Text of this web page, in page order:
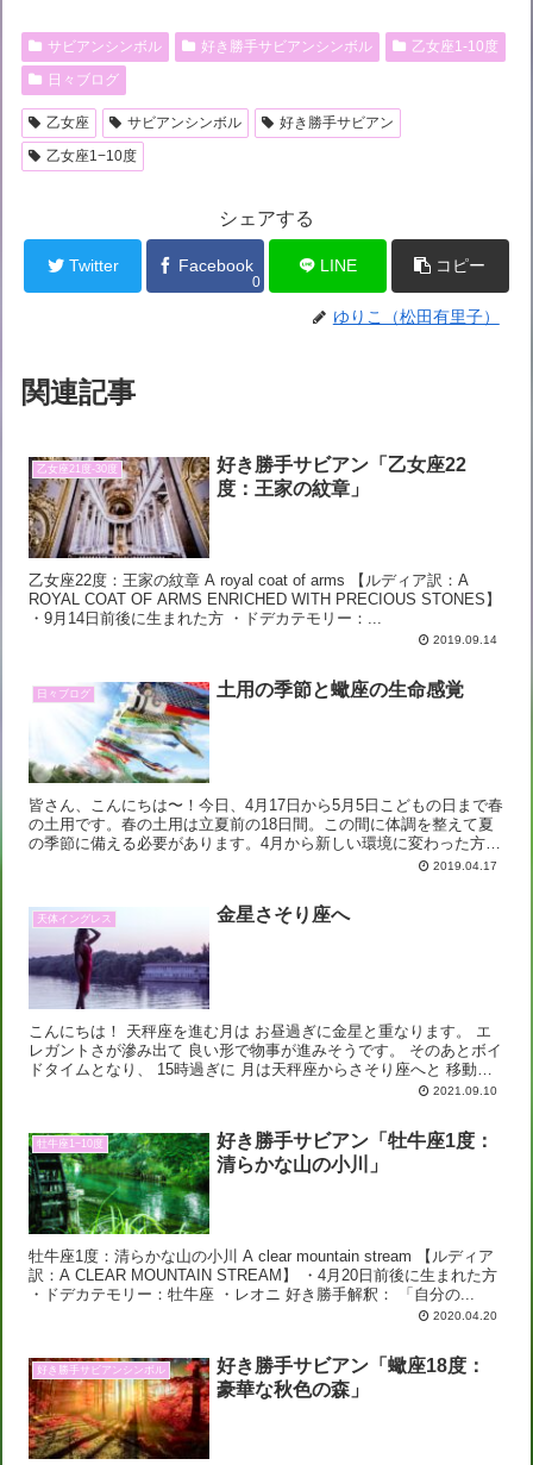
サビアンシンボル 好き勝手サビアンシンボル
乙女座1-10度
日々ブログ
乙女座 サビアンシンボル
好き勝手サビアン
乙女座1−10度
シェアする
Twitter Facebook
0
LINE コピー
ゆりこ（松田有里子）
関連記事
乙女座21度-30度
好き勝手サビアン「乙女座22
度：王家の紋章」
乙女座22度：王家の紋章 A royal coat of arms 【ルディア訳：A
ROYAL COAT OF ARMS ENRICHED WITH PRECIOUS STONES】
・9月14日前後に生まれた方 ・ドデカテモリー：...
2019.09.14
日々ブログ 土用の季節と蠍座の生命感覚
皆さん、こんにちは〜！今日、4月17日から5月5日こどもの日まで春
の土用です。春の土用は立夏前の18日間。この間に体調を整えて夏
の季節に備える必要があります。4月から新しい環境に変わった方は
特に心身共に疲れが出やすい時期です。無理は効かない...2019.04.17
天体イングレス 金星さそり座へ
こんにちは！ 天秤座を進む月は お昼過ぎに金星と重なります。 エ
レガントさが滲み出て 良い形で物事が進みそうです。 そのあとボイ
ドタイムとなり、 15時過ぎに 月は天秤座からさそり座へと 移動し
2021.09.10
牡牛座1−10度
好き勝手サビアン「牡牛座1度：
清らかな山の小川」
牡牛座1度：清らかな山の小川 A clear mountain stream 【ルディア
訳：A CLEAR MOUNTAIN STREAM】 ・4月20日前後に生まれた方
・ドデカテモリー：牡牛座 ・レオニ 好き勝手解釈： 「自分の...
2020.04.20
好き勝手サビアンシンボル
好き勝手サビアン「蠍座18度：
豪華な秋色の森」